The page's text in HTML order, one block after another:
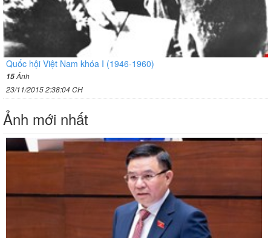
Quốc hội Việt Nam khóa I (1946-1960)
15Ảnh
23/11/2015 2:38:04 CH
Ảnh mới nhất